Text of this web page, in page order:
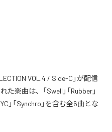
VOL.4 / Side-C」が配信
楽曲は、「Swell」「Rubber」
」「Synchro」を含む全6曲とな